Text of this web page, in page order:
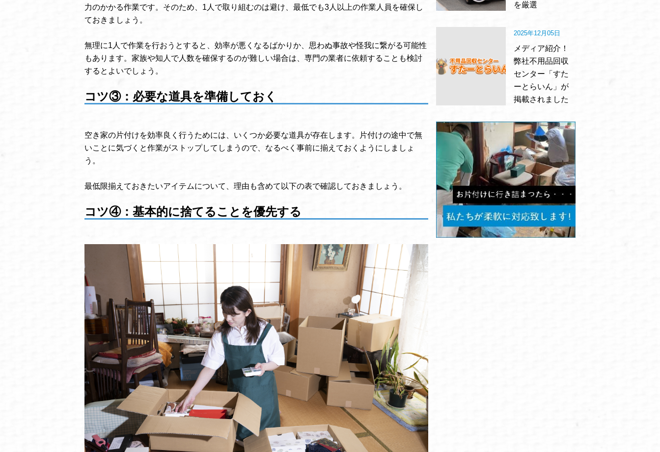
力のかかる作業です。そのため、1人で取り組むのは避け、最低でも3人以上の作業人員を確保し
ておきましょう。
無理に1人で作業を行おうとすると、効率が悪くなるばかりか、思わぬ事故や怪我に繋がる可能性
もあります。家族や知人で人数を確保するのが難しい場合は、専門の業者に依頼することも検討
するとよいでしょう。
コツ③：必要な道具を準備しておく
空き家の片付けを効率良く行うためには、いくつか必要な道具が存在します。片付けの途中で無
いことに気づくと作業がストップしてしまうので、なるべく事前に揃えておくようにしましょ
う。
最低限揃えておきたいアイテムについて、理由も含めて以下の表で確認しておきましょう。
コツ④：基本的に捨てることを優先する
を厳選
2025年12月05日
メディア紹介！
弊社不用品回収
センター「すた
ーとらいん」が
掲載されました